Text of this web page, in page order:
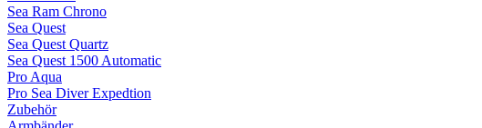
Sea Ram Chrono
Sea Quest
Sea Quest Quartz
Sea Quest 1500 Automatic
Pro Aqua
Pro Sea Diver Expedtion
Zubehör